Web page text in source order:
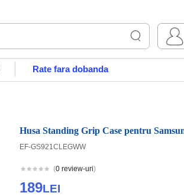
Rate fara dobanda
Husa Standing Grip Case pentru
EF-GS921CLEGWW
(0 review-uri)
189LEI